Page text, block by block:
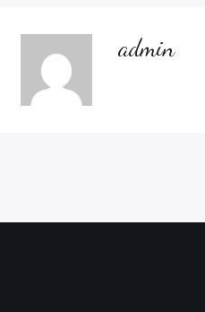
admin